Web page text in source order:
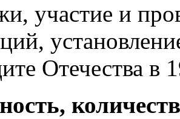
участие и
Отечества в